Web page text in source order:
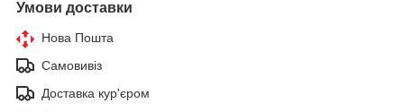
Умови доставки
Нова Пошта
Самовивіз
Доставка кур'єром